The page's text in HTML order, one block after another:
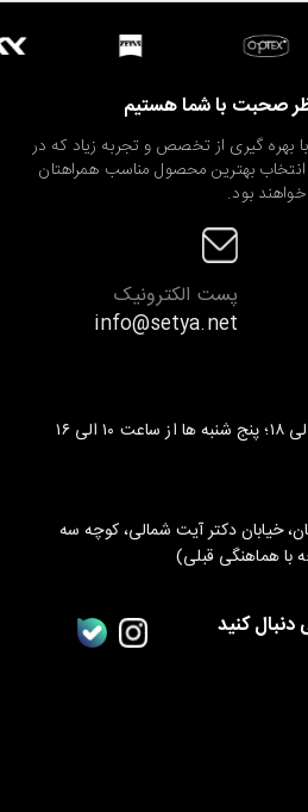
صحبت با شما هستیم
گیری از تخصص و تجربه زیاد که در
انتخاب بهترین محصول مناسب همراهتان
خواهند بود.
پست الکترونیک
info@setya.net
خیابان دکتر آیت شمالی، کوچه سه
کنید